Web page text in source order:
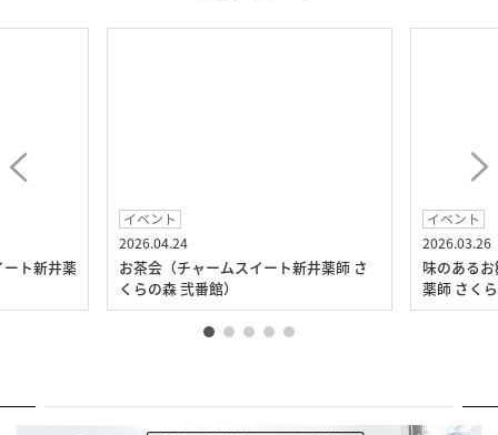
ト新井薬
イベント
2026.04.24
お茶会（チャームスイート新井薬師 さ
くらの森 弐番館）
イベント
2026.03.26
味のある
薬師 さく